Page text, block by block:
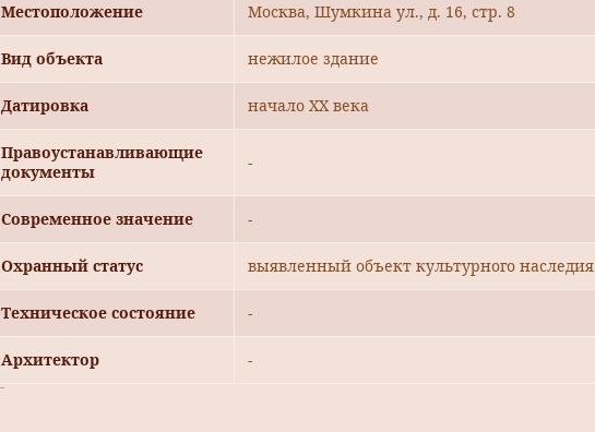
Местоположение Москва, Шумкина ул., д. 16, стр. 8
Вид объекта нежилое здание
Датировка начало XX века
Правоустанавливающие
документы
-
Современное значение -
Охранный статус выявленный объект культурного наследия
Техническое состояние -
Архитектор -